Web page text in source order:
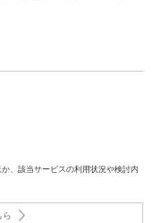
、該当サービスの利用状況や検討内
ら